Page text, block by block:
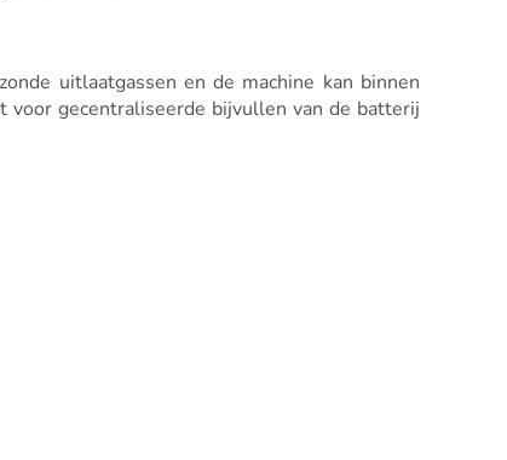
uitlaatgassen en de machine kan binnen
gecentraliseerde bijvullen van de batterij